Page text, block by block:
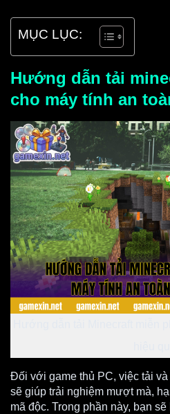
MỤC LỤC:
Hướng dẫn tải
cho máy tính an
Đối với game thủ PC, việc tải
sẽ giúp trải nghiệm mượt mà,
mã độc. Trong phần này, bạn